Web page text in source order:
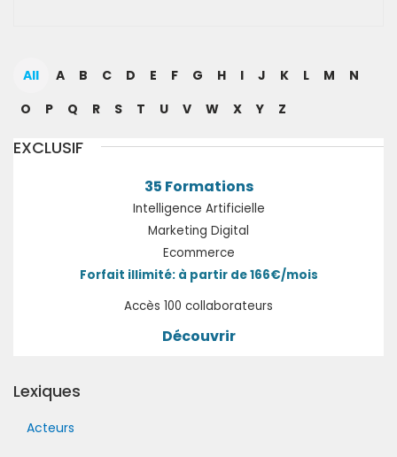
All A B C D E F G H I J K L M
N
O
P Q R S T U V W X Y Z
EXCLUSIF
35 Formations
Intelligence Artificielle
Marketing Digital
Ecommerce
Forfait illimité: à partir de 166€/mois
Accès 100 collaborateurs
Découvrir
Lexiques
Acteurs